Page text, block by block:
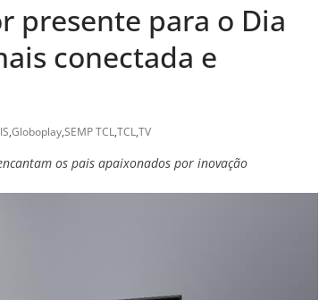
presente para o Dia
conectada e
,Globoplay,SEMP TCL,TCL,TV
os pais apaixonados por inovação